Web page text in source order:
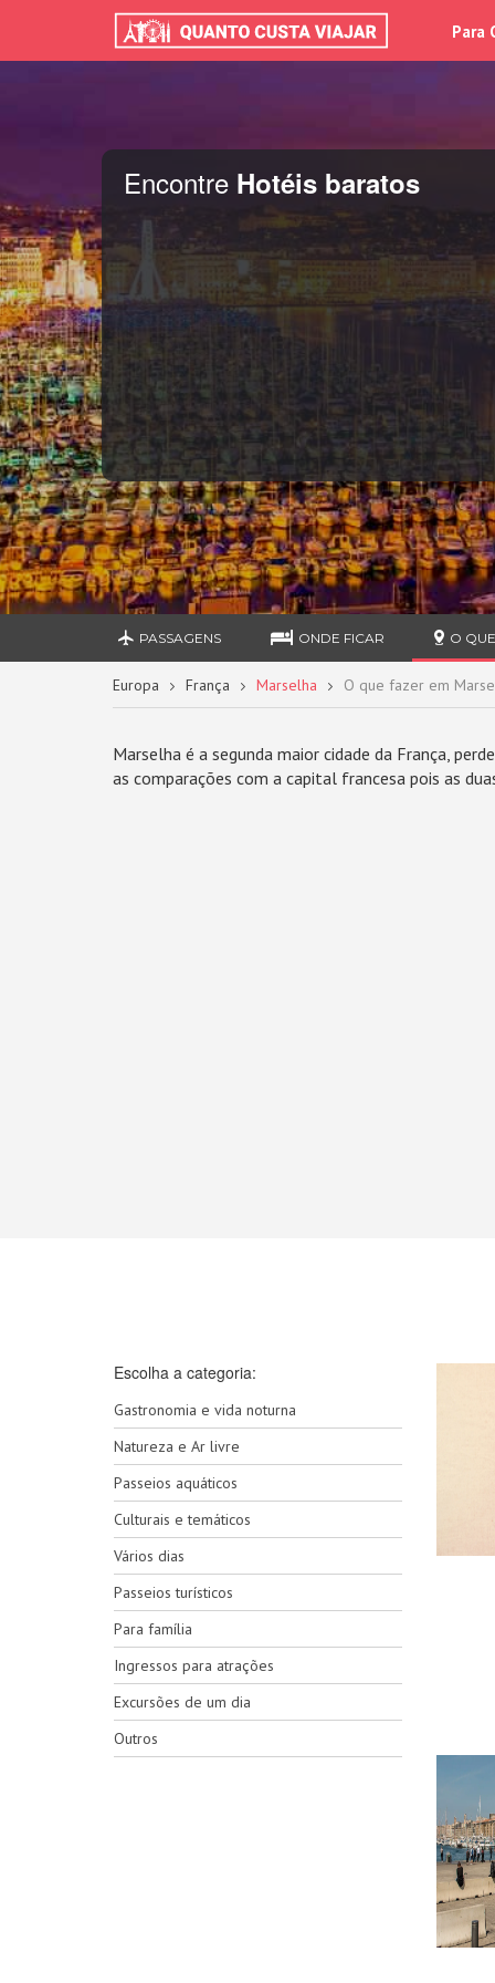
Para
Encontre Hotéis baratos
PASSAGENS ONDE FICAR O
Europa França Marselha O que fazer em
Marselha é a segunda maior cidade da França,
as comparações com a capital francesa pois as
Escolha a categoria:
Gastronomia e vida noturna
Natureza e Ar livre
Passeios aquáticos
Culturais e temáticos
Vários dias
Passeios turísticos
Para família
Ingressos para atrações
Excursões de um dia
Outros